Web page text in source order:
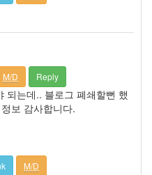
M/D Reply
되는데.. 블로그 폐쇄할뻔 했
보 감사합니다.
M/D